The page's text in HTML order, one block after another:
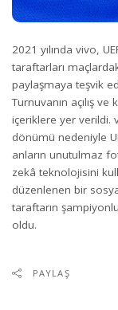
2021 yılında vivo,
taraftarları
paylaşmaya teşvik
Turnuvanın açılış ve
içeriklere yer verildi.
dönümü nedeniyle
anların unutulmaz
zekâ teknolojisini
düzenlenen bir
taraftarın
oldu.
PAYLAŞ